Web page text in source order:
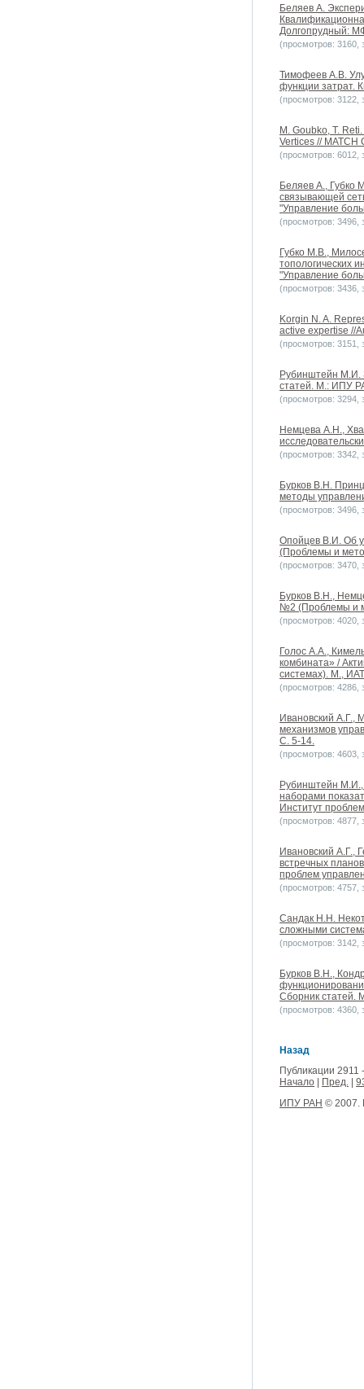
Беляев А.
Долгопрудный:
(просмотров: 3160,
Тимофеев А.В.
функции затрат.
(просмотров: 3122,
M. Goubko, T.
Vertices // MATCH
(просмотров: 6012,
Беляев А., Губко
связывающей
"Управление
(просмотров: 3496,
Губко М.В.,
топологических
"Управление
(просмотров: 3436,
Korgin N. A.
active expertise //
(просмотров: 3151,
Рубинштейн М.И.
статей. М.: ИПУ
(просмотров: 3294,
Немцева А.Н.,
(просмотров: 3342,
Бурков В.Н.
методы
(просмотров: 3496,
Опойцев В.И. Об
(Проблемы и
(просмотров: 3470,
Бурков В.Н.,
№2 (Проблемы и
(просмотров: 4020,
Голос А.А.,
комбината» /
системах). М.,
(просмотров: 4286,
Ивановский А.Г.,
механизмов
С. 5-14.
(просмотров: 4603,
Рубинштейн
наборами
Институт
(просмотров: 4877,
Ивановский А.Г.,
встречных
проблем
(просмотров: 4757,
Сандак Н.Н.
сложными
(просмотров: 3142,
Бурков В.Н.,
Сборник статей.
(просмотров: 4360,
Назад
Публикации 2911
Начало
Пред.
ИПУ РАН © 2007.